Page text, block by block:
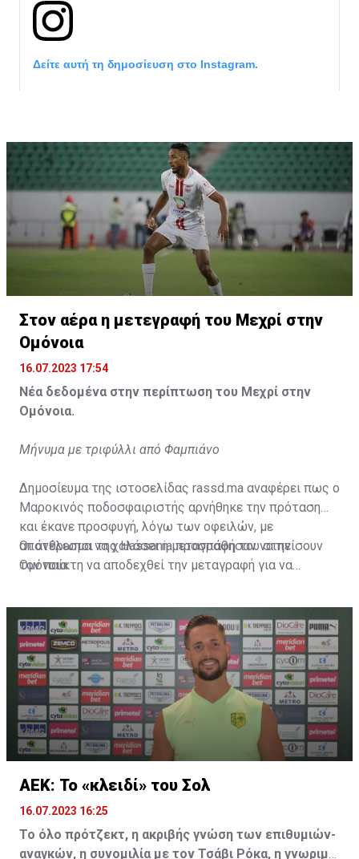
Δείτε αυτή τη δημοσίευση στο Instagram.
Στον αέρα η μετεγραφή του Μεχρί στην
Ομόνοια
16.07.2023 17:54
Νέα δεδομένα στην περίπτωση του Μεχρί στην
Ομόνοια.
Μήνυμα με τριφύλλι από Φαμπιάνο
Δημοσίευμα της ιστοσελίδας rassd.ma αναφέρει πως ο
Μαροκινός ποδοσφαιριστής αρνήθηκε την πρόταση
και έκανε προσφυγή, λόγω των οφειλών, με
αποτέλεσμα να χαλάσει η μεταγραφή του στην
Ομόνοια.
Οι άνθρωποι της Hassania προσπάθησαν να πείσουν
τον παίκτη να αποδεχθεί την μεταγραφή για να
να λύσει το συμβόλαιό του, ώστε να μετακομίσει
ελεύθερα σε οποιαδήποτε νέα ομάδα το τρέχον
καλοκαίρι.
ΑΕΚ: Το «κλειδί» του Σολ
16.07.2023 16:25
Το όλο πρότζεκτ, η ακριβής γνώση των επιθυμιών-
αναγκών, η συνομιλία με τον Τσάβι Ρόκα, η γνωριμία